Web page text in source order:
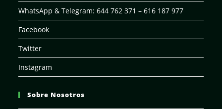
WhatsApp & Telegram: 644 762 371 – 616 187 977
Facebook
Twitter
Instagram
Sobre Nosotros